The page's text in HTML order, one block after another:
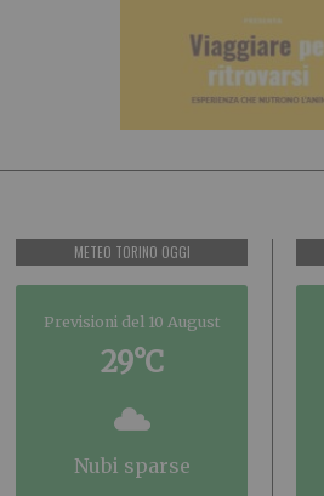
METEO TORINO OGGI
Previsioni del 10 August
29°C
nubi sparse